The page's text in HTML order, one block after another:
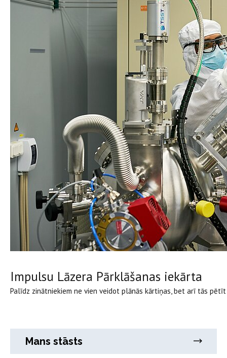
Impulsu Lāzera Pārklāšanas iekārta
Palīdz zinātniekiem ne vien veidot plānās kārtiņas, bet arī tās
Mans stāsts